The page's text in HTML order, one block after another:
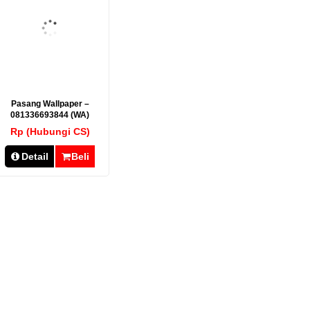
Pasang Wallpaper –
081336693844 (WA)
Rp (Hubungi CS)
Detail Beli